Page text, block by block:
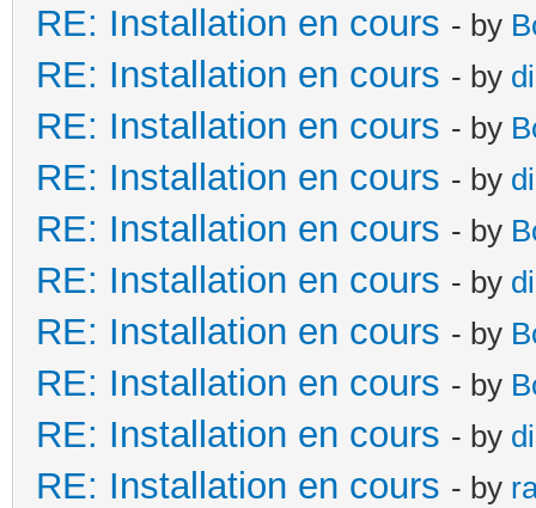
RE: Installation en cours - by
RE: Installation en cours - by
RE: Installation en cours - by
RE: Installation en cours - by
RE: Installation en cours - by
RE: Installation en cours - by
RE: Installation en cours - by
RE: Installation en cours - by
RE: Installation en cours - by
RE: Installation en cours - by